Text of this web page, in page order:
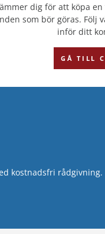
dig för att köpa
som bör göras. Följ
inför ditt
GÅ TILL
kostnadsfri rådgivning.